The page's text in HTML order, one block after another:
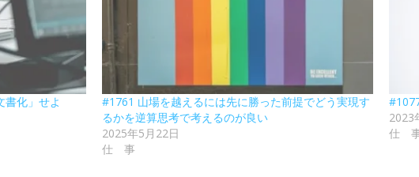
化」せよ
#1761 山場を越えるには先に勝った前提でどう実現す
るかを逆算思考で考えるのが良い
2025年5月22日
仕 事
2023
仕